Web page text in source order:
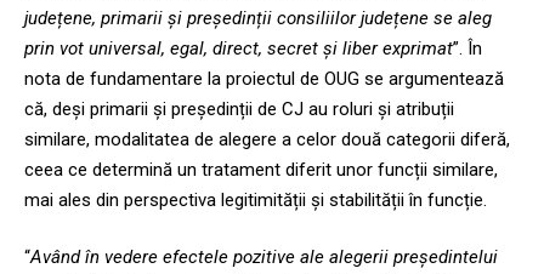
județene, primarii și președinții consiliilor județene se aleg
prin vot universal, egal, direct, secret și liber exprimat”. În
nota de fundamentare la proiectul de OUG se argumentează
că, deși primarii și președinții de CJ au roluri și atribuții
similare, modalitatea de alegere a celor două categorii diferă,
ceea ce determină un tratament diferit unor funcții similare,
mai ales din perspectiva legitimității și stabilității în funcție.
“Având în vedere efectele pozitive ale alegerii președintelui